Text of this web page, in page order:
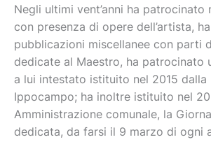
Negli ultimi vent’anni ha
con presenza di opere dell’artista,
pubblicazioni miscellanee con parti
dedicate al Maestro, ha patrocinato
a lui intestato istituito nel 2015 dalla
Ippocampo; ha inoltre istituito nel
Amministrazione comunale, la
dedicata, da farsi il 9 marzo di ogni